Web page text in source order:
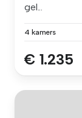
gel...
4 kamers
€ 1.235